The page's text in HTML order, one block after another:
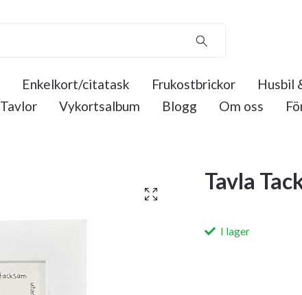
Enkelkort/citatask Frukostbrickor Husbil
Tavlor Vykortsalbum Blogg Om oss
Tavla
I lager